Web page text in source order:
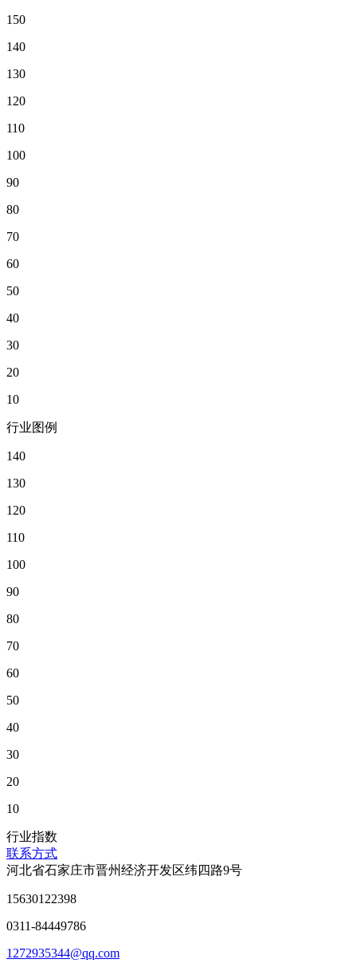
150
140
130
120
110
100
90
80
70
60
50
40
30
20
10
行业图例
140
130
120
110
100
90
80
70
60
50
40
30
20
10
行业指数
联系方式
河北省石家庄市晋州经济开发区纬四路9号
15630122398
0311-84449786
1272935344@qq.com